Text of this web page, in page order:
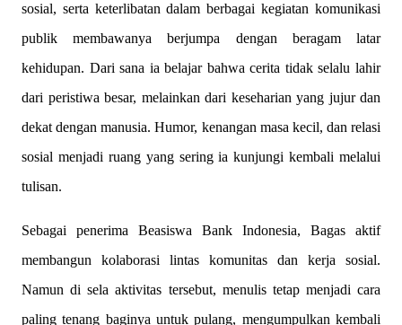
sosial, serta keterlibatan dalam berbagai kegiatan komunikasi
publik membawanya berjumpa dengan beragam latar
kehidupan. Dari sana ia belajar bahwa cerita tidak selalu lahir
dari peristiwa besar, melainkan dari keseharian yang jujur dan
dekat dengan manusia. Humor, kenangan masa kecil, dan relasi
sosial menjadi ruang yang sering ia kunjungi kembali melalui
tulisan.
Sebagai penerima Beasiswa Bank Indonesia, Bagas aktif
membangun kolaborasi lintas komunitas dan kerja sosial.
Namun di sela aktivitas tersebut, menulis tetap menjadi cara
paling tenang baginya untuk pulang, mengumpulkan kembali